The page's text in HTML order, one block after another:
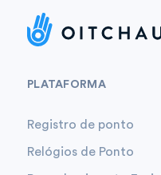
PLATAFORMA
Registro de ponto
Relógios de Ponto